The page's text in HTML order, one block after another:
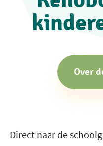
Over
Direct naar de